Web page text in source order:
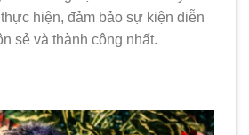
hiện, đảm bảo sự kiện diễn
sẻ và thành công nhất.